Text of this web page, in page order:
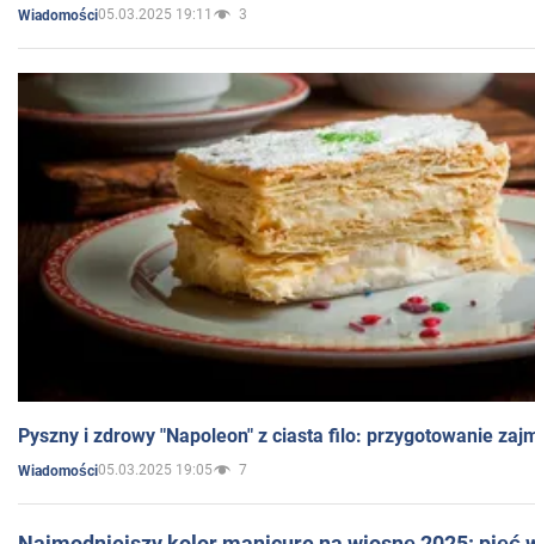
Wiadomości05.03.2025 19:11 3
Pyszny i zdrowy "Napoleon" z ciasta filo: przygotowanie
Wiadomości05.03.2025 19:05 7